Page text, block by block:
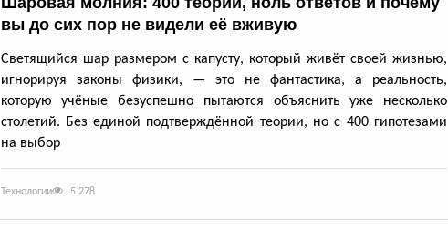
вы до сих пор не видели её вживую
Светящийся шар размером с капусту, который живёт своей жизнью,
игнорируя законы физики, — это не фантастика, а реальность,
которую учёные безуспешно пытаются объяснить уже несколько
столетий. Без единой подтверждённой теории, но с 400 гипотезами
на выбор
Технологии 5 278